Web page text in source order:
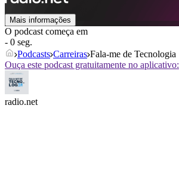
Mais informações
O podcast começa em
- 0 seg.
Podcasts Carreiras Fala-me de Tecnologia
Ouça este podcast gratuitamente no aplicativo:
radio.net